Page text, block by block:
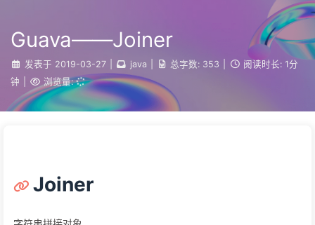
Guava——Joiner
发表于 2019-03-27 java 总字数: 353 阅读时长: 1分
钟
浏览量:
Joiner